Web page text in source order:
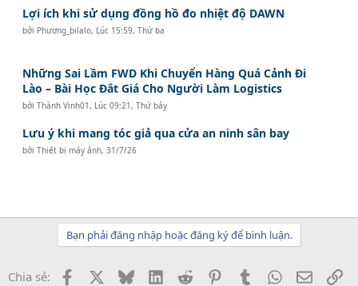
Lợi ích khi sử dụng đồng hồ đo nhiệt độ DAWN
bởi Phương_bilalo, Lúc 15:59, Thứ ba
Những Sai Lầm FWD Khi Chuyển Hàng Quá Cảnh Đi
Lào – Bài Học Đắt Giá Cho Người Làm Logistics
bởiThành Vinh01, Lúc 09:21, Thứ bảy
Lưu ý khi mang tóc giả qua cửa an ninh sân bay
bởiThiết bị máy ảnh,31/7/26
Bạn phải đăng nhập hoặc đăng ký để bình luận.
Chia sẻ: Facebook BlueskyLinkedInReddit PinterestTumblrWhatsApp
Email